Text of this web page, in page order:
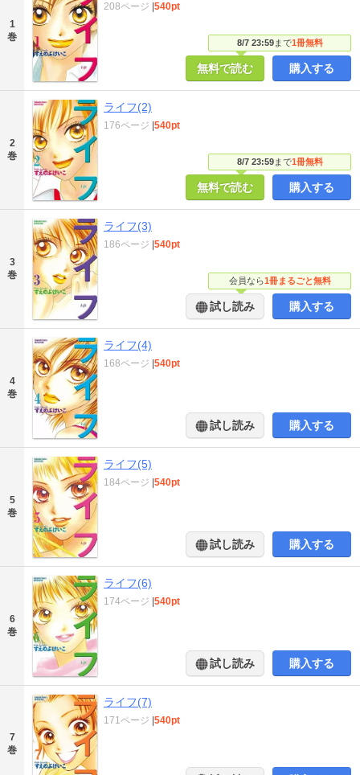
1
巻
8/7 23:59まで1冊無料
208ページ 540pt
無料で読む 購入する
2
巻
ライフ(2)
8/7 23:59まで1冊無料
176ページ 540pt
無料で読む 購入する
3
巻
ライフ(3)
会員なら1冊まるごと無料
186ページ 540pt
試し読み 購入する
4
巻
ライフ(4)
168ページ 540pt
試し読み 購入する
5
巻
ライフ(5)
184ページ 540pt
試し読み 購入する
6
巻
ライフ(6)
174ページ 540pt
試し読み 購入する
7
巻
ライフ(7)
171ページ 540pt